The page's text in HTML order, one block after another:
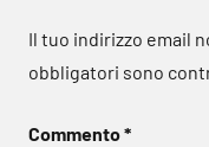
Il tuo indirizzo email
obbligatori sono
Commento*